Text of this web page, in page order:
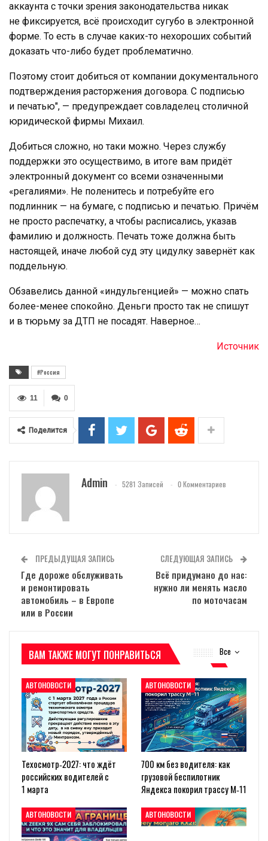
аккаунта с точки зрения законодательства никак
не фиксируется, всё происходит сугубо в электронной
форме. То есть в случае каких-то нехороших событий
доказать что-либо будет проблематично.
Поэтому стоит добиться от компании документального
подтверждения расторжения договора. С подписью
и печатью", — предупреждает совладелец столичной
юридической фирмы Михаил.
Добиться сложно, но таки можно. Через службу
поддержки это осуществимо, в итоге вам придёт
электронный документ со всеми означенными
«регалиями». Не поленитесь и потребуйте его
подлинник — на бумаге, с подписью и печатью. Причём
не просто распечатку, а чтобы расписались, указав
фамилию и должность. Печать тоже должна быть
настоящей, иначе любой суд эту цидулку завернёт как
поддельную.
Обзавелись данной «индульгенцией» — можно спать
более-менее спокойно. Деньги просто так не спишут
и в тюрьму за ДТП не посадят. Наверное…
Источник
#Россия
0
11
Поделится
Admin 5281 Записей 0 Комментариев
ПРЕДЫДУЩАЯ ЗАПИСЬ
Где дороже обслуживать
и ремонтировать
автомобиль – в Европе
или в России
СЛЕДУЮЩАЯ ЗАПИСЬ
Всё придумано до нас:
нужно ли менять масло
по моточасам
Все
ВАМ ТАКЖЕ МОГУТ ПОНРАВИТЬСЯ
АВТОНОВОСТИ
Техосмотр‑2027: что ждёт
российских водителей с
1 марта
АВТОНОВОСТИ
700 км без водителя: как
грузовой беспилотник
Яндекса покорил трассу М‑11
АВТОНОВОСТИ АВТОНОВОСТИ